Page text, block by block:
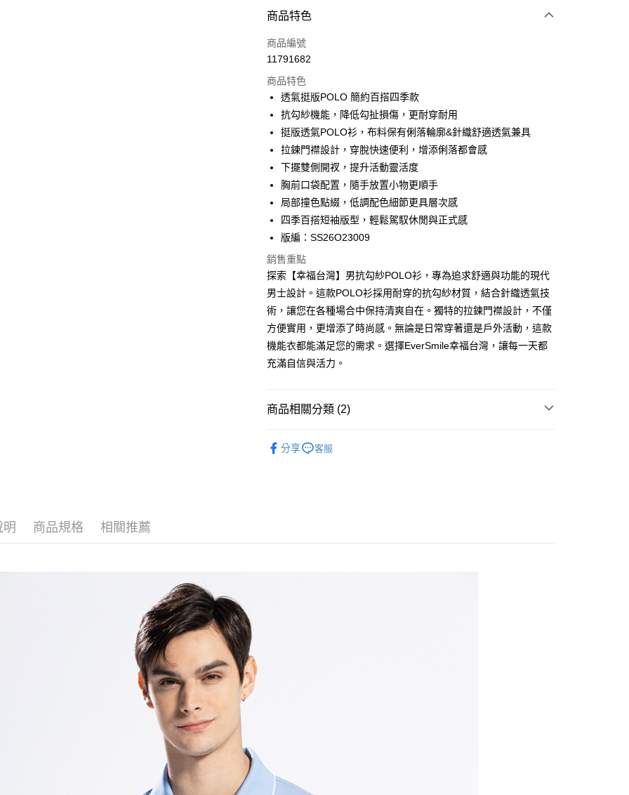
付款方式
信用卡一次付款
LINE Pay
Apple Pay
悠遊付
Google Pay
ATM付款
貨到付款
運送方式
全家取貨付款
每筆NT$100，滿NT$699(含以上)免運費
付款後全家取貨
每筆NT$100，滿NT$699(含以上)免運費
每筆NT$100，滿NT$699(含以上)免運費
每筆NT$100，滿NT$699(含以上)免運費
商品特色
商品編號
11791682
商品特色
透氣挺版POLO 簡約百搭四季款
抗勾紗機能，降低勾扯損傷，更耐穿耐用
挺版透氣POLO衫，布料保有俐落輪廓&針織舒適透氣兼具
拉鍊門襟設計，穿脫快速便利，增添俐落都會感
下擺雙側開衩，提升活動靈活度
胸前口袋配置，隨手放置小物更順手
局部撞色點綴，低調配色細節更具層次感
四季百搭短袖版型，輕鬆駕馭休閒與正式感
版編：SS26O23009
銷售重點
探索【幸福台灣】男抗勾紗POLO衫，專為追求舒適與功能的現代
男士設計。這款POLO衫採用耐穿的抗勾紗材質，結合針織透氣技
術，讓您在各種場合中保持清爽自在。獨特的拉鍊門襟設計，不僅
方便實用，更增添了時尚感。無論是日常穿著還是戶外活動，這款
機能衣都能滿足您的需求。選擇EverSmile幸福台灣，讓每一天都
充滿自信與活力。
商品相關分類 (2)
分享 客服
明 商品規格 相關推薦